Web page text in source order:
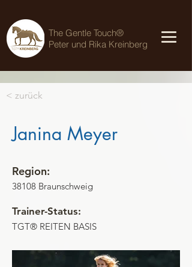
The Gentle Touch®
Peter und Rika Kreinberg
< zurück
Janina Meyer
Region:
38108 Braunschweig
Trainer-Status:
TGT® REITEN BASIS